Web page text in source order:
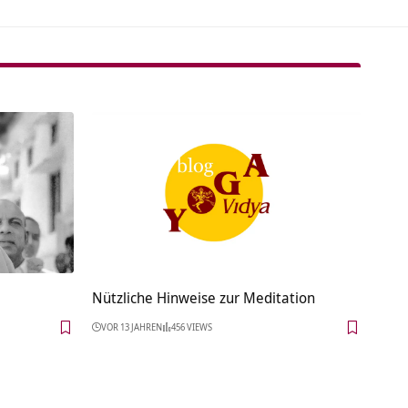
Nützliche Hinweise zur Meditation
VOR 13 JAHREN 456 VIEWS